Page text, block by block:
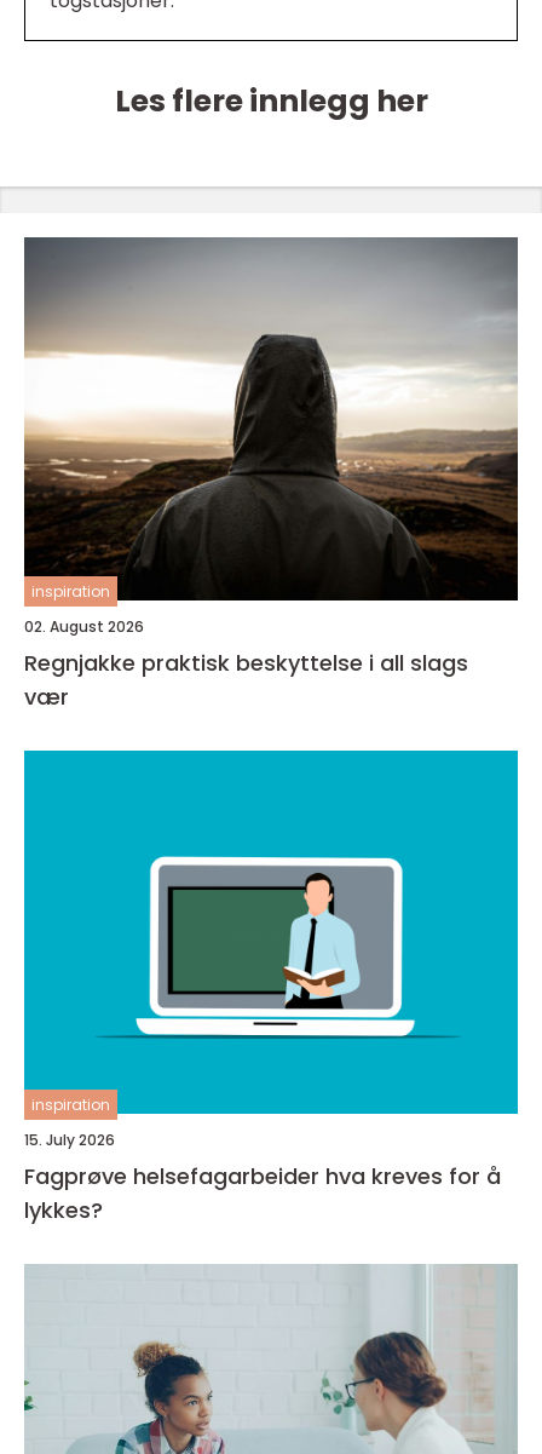
Les flere innlegg her
inspiration
02. August 2026
Regnjakke praktisk beskyttelse i all slags
vær
inspiration
15. July 2026
Fagprøve helsefagarbeider hva kreves for å
lykkes?